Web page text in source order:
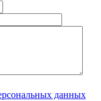
данных